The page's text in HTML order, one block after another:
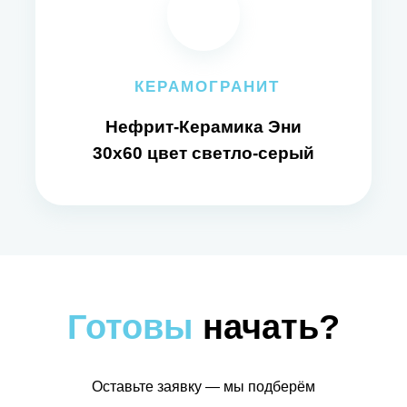
КЕРАМОГРАНИТ
Нефрит-Керамика Эни
30x60 цвет светло-серый
Готовы начать?
Оставьте заявку — мы подберём